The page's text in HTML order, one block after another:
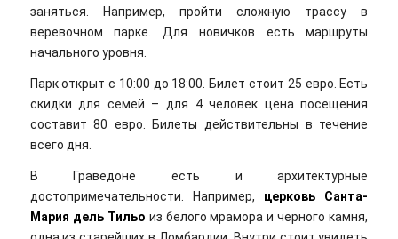
заняться. Например, пройти сложную трассу в
веревочном парке. Для новичков есть маршруты
начального уровня.
Парк открыт с 10:00 до 18:00. Билет стоит 25 евро. Есть
скидки для семей – для 4 человек цена посещения
составит 80 евро. Билеты действительны в течение
всего дня.
В Граведоне есть и архитектурные
достопримечательности. Например, церковь Санта-
Мария дель Тильо из белого мрамора и черного камня,